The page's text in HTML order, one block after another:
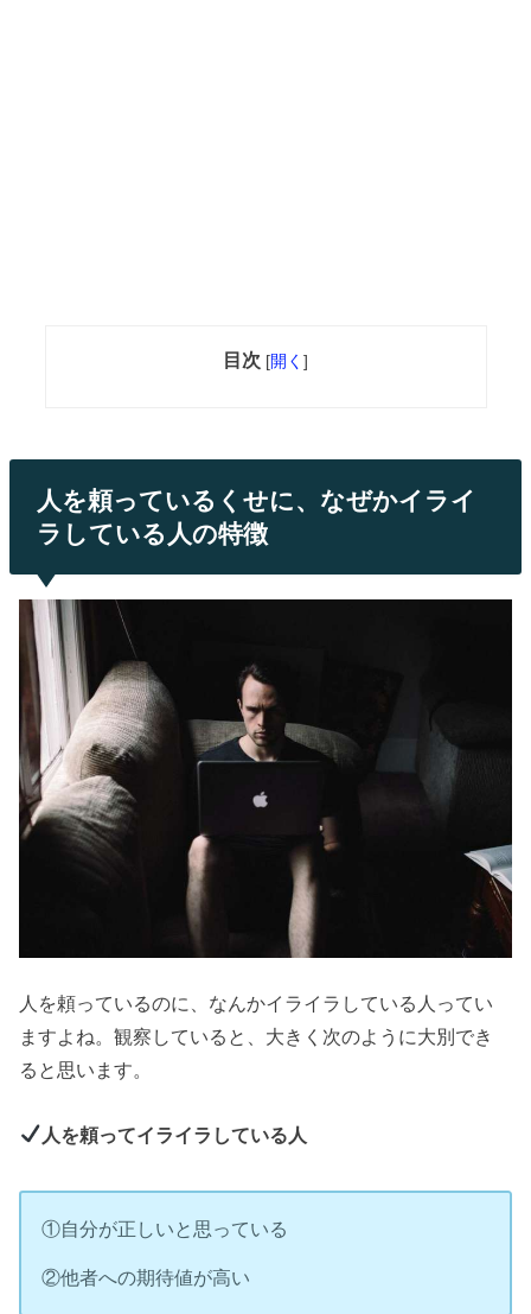
目次 [開く ]
人を頼っているくせに、なぜかイライ
ラしている人の特徴
人を頼っているのに、なんかイライラしている人ってい
ますよね。観察していると、大きく次のように大別でき
ると思います。
人を頼ってイライラしている人
①自分が正しいと思っている
②他者への期待値が高い